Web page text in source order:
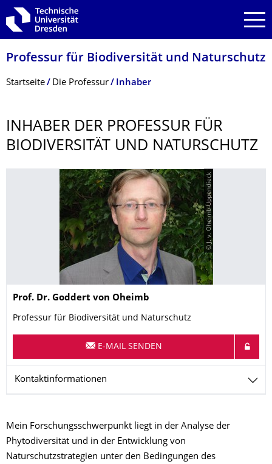
Zur Hauptnavigation springen
Zur Suche springen
Zum Inhalt springen
Professur für Biodiversität und Naturschutz
Breadcrumb-Menü
Startseite Die Professur Inhaber
INHABER DER PROFESSUR FÜR
BIODIVERSITÄT UND NATURSCHUTZ
© J. v. Oheimb-Uppendieck
Name
Prof. Dr. Goddert von Oheimb
Professur für Biodiversität und Naturschutz
E-MAIL SENDEN
Kontaktinformationen
Mein Forschungsschwerpunkt liegt in der Analyse der
Phytodiversität und in der Entwicklung von
Naturschutzstrategien unter den Bedingungen des